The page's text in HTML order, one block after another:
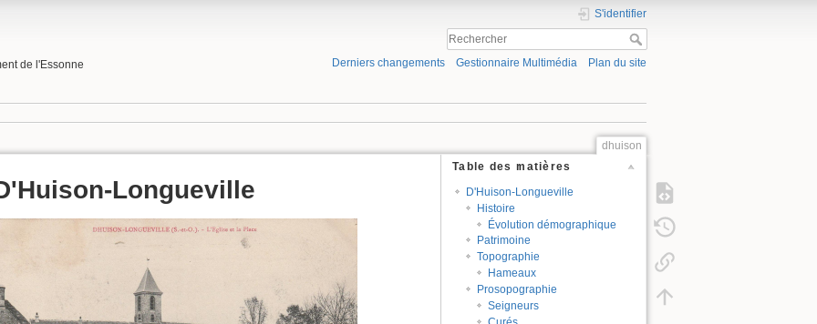
de l'Essonne
S'identifier
Derniers changements Gestionnaire Multimédia Plan du site
dhuison
Table des matières
D'Huison-Longueville
Histoire
Évolution démographique
Patrimoine
Topographie
Hameaux
Prosopographie
Seigneurs
Longueville